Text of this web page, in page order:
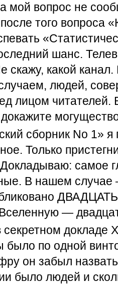
мой вопрос не
того вопроса
шанс.
скажу, какой
людей,
лицом читателей.
сборник No 1»
Только
самое
В нашем случае
—
секретном докладе
было по одной
он забыл
было людей и